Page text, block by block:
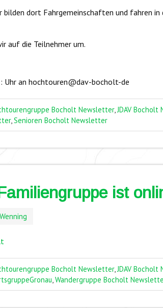
dort Fahrgemeinschaften und fahren in
auf die Teilnehmer um.
Uhr an hochtouren@dav-bocholt-de
Bocholt Newsletter,JDAV Bocholt
,Senioren Bocholt Newsletter
ist
Bocholt Newsletter,JDAV Bocholt
,Wandergruppe Bocholt